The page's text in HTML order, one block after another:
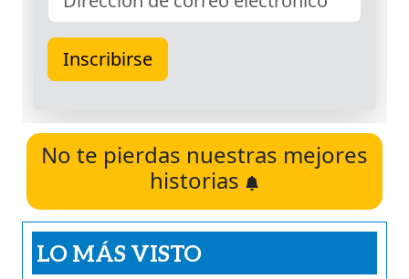
No te pierdas nuestras mejores
historias
LO MÁS VISTO